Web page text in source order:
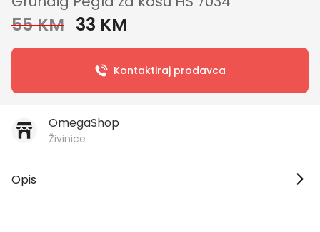
55 KM 33 KM
Kontaktiraj prodavca
OmegaShop
Živinice
Opis